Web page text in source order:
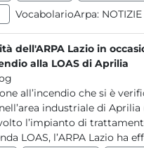
VocabolarioArpa: NOTIZIE
dell'ARPA Lazio in
alla LOAS di Aprilia
all’incendio che si è
industriale di Aprilia
l’impianto di
LOAS, l’ARPA Lazio ha